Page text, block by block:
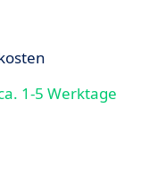
1-5 Werktage